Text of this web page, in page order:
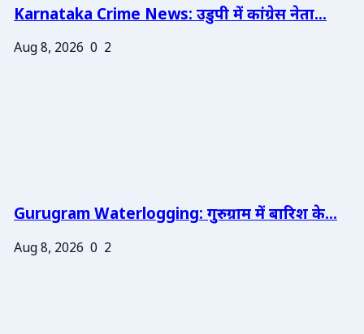
Karnataka Crime News: उडुपी में कांग्रेस नेता...
Aug 8, 2026 0 2
Gurugram Waterlogging: गुरुग्राम में बारिश के...
Aug 8, 2026 0 2